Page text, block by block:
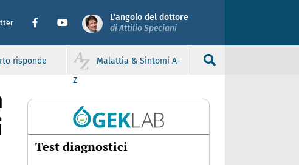
L'angolo del dottore
di Attilio Speciani
risponde
Malattia & Sintomi A-
Z
Test diagnostici